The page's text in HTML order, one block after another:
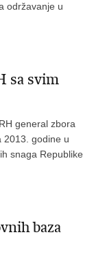
održavanje u
sa svim
general zbora
2013. godine u
snaga Republike
baza